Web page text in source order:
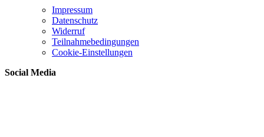
Impressum
Datenschutz
Widerruf
Teilnahmebedingungen
Cookie-Einstellungen
Social Media